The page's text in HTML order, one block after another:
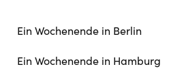
Ein Wochenende in Berlin
Ein Wochenende in Hamburg